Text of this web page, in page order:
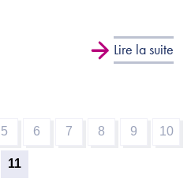
Lire la suite
Page
5 Page
6 Page
7 Page
8 Page
9 10
Page
11